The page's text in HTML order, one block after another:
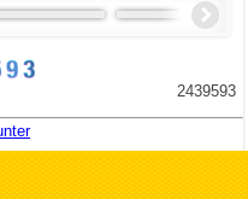
2439593